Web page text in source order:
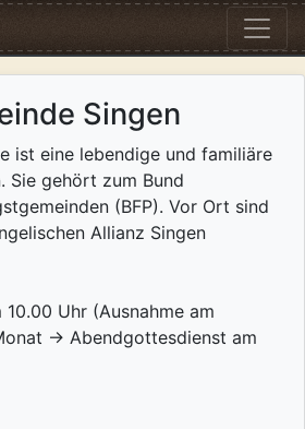
Singen
ist eine lebendige und familiäre
Sie gehört zum Bund
(BFP). Vor Ort sind
Allianz Singen
Uhr (Ausnahme am
-> Abendgottesdienst am